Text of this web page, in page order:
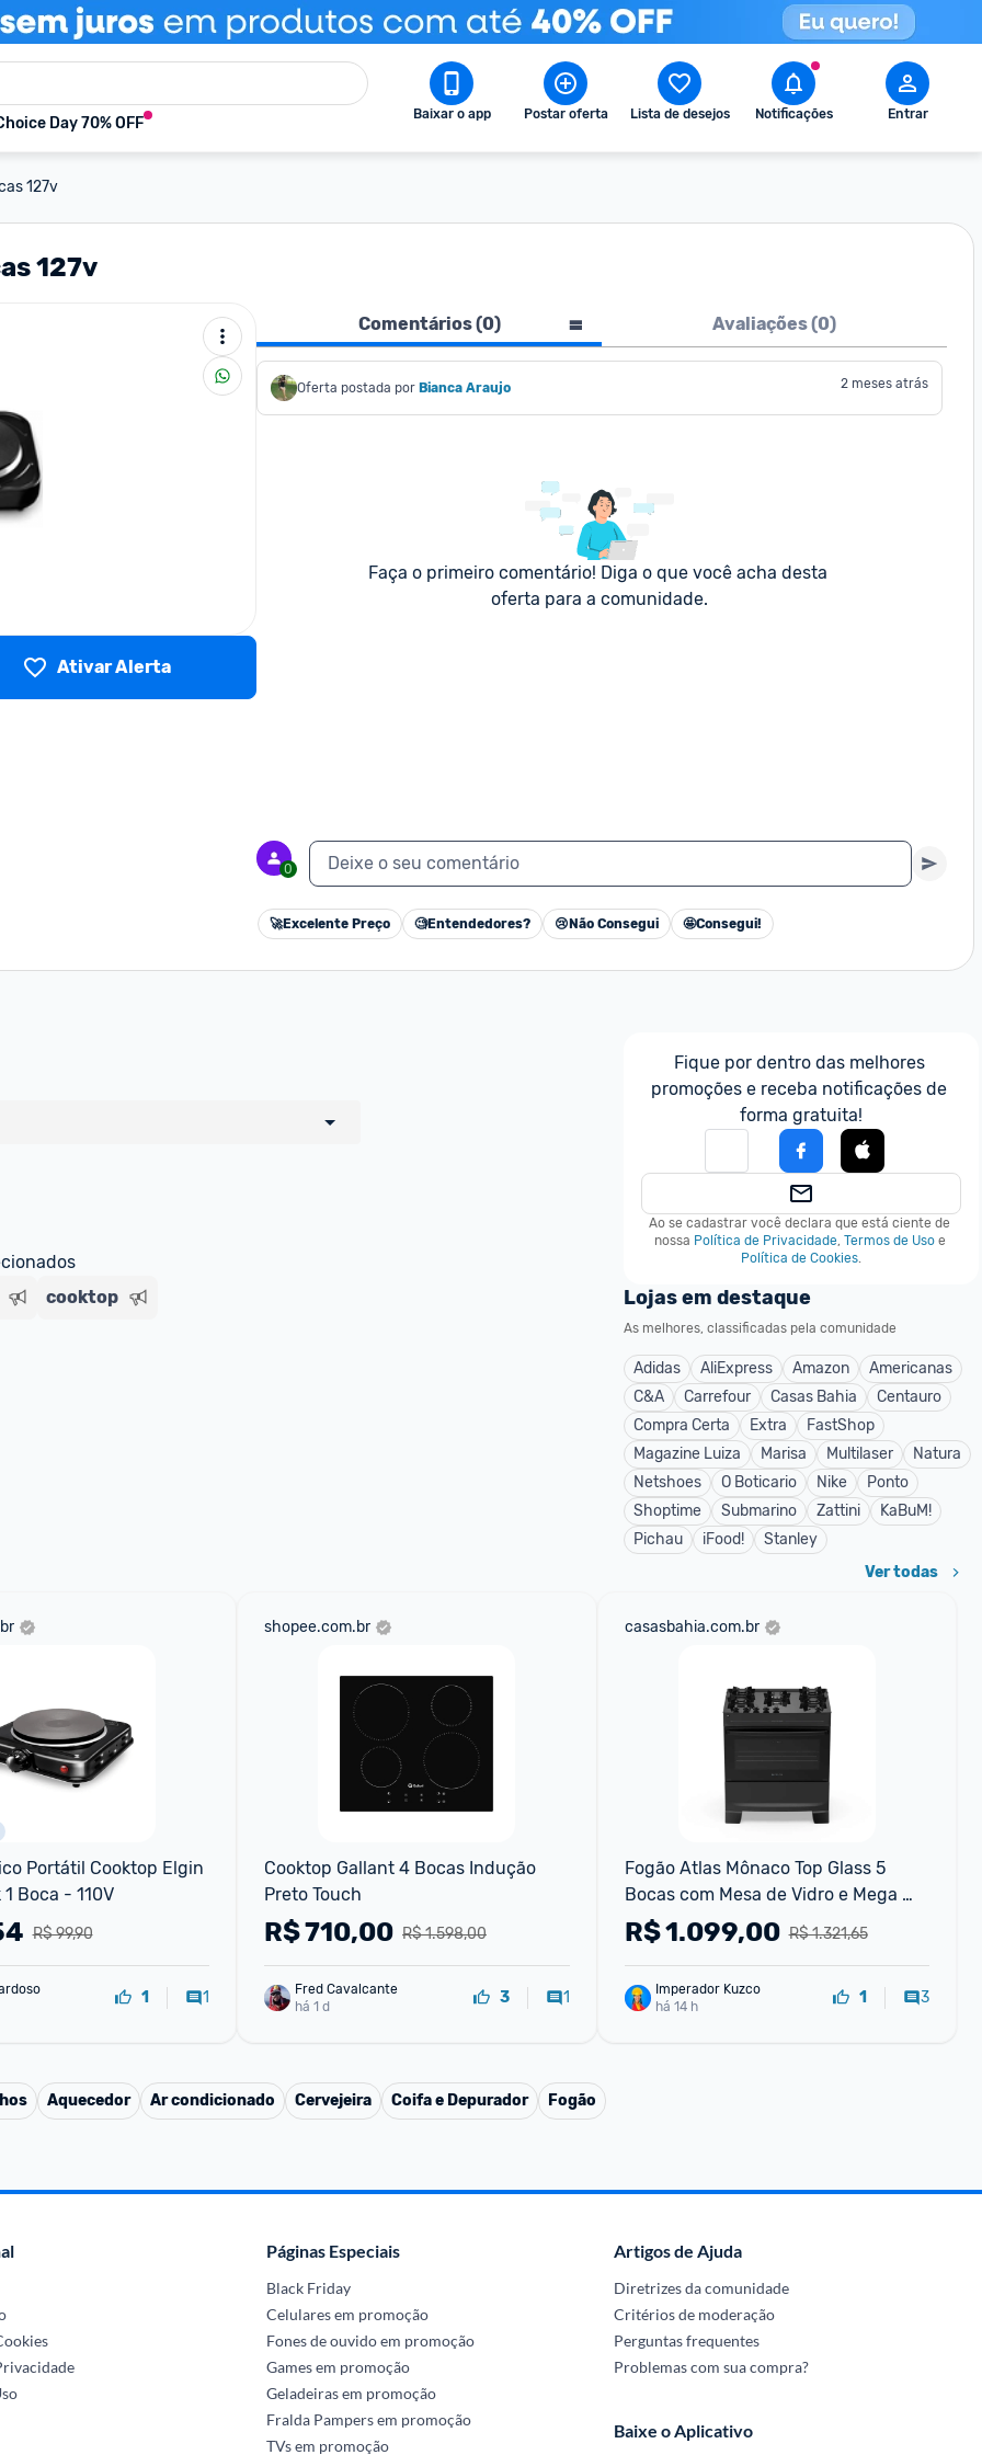
Day 70% OFF Baixar o app Postar oferta Lista de desejos Notificações Entrar
127v
127v
Ativar Alerta
Comentários (0) Avaliações (0)
Oferta postada por Bianca Araujo 2 meses atrás
Faça o primeiro comentário! Diga o que você acha desta
oferta para a comunidade.
0 Deixe o seu comentário
🚀Excelente Preço 🧐Entendedores? 😢 Não Consegui 🤩Consegui!
um marketplace, nós indicamos no
sinalizamos através da tag
cooktop
Fique por dentro das melhores
promoções e receba notificações de
forma gratuita!
Ao se cadastrar você declara que está ciente de
nossa Política de Privacidade, Termos de Uso e
Política de Cookies.
Lojas em destaque
As melhores, classificadas pela comunidade
Adidas AliExpress Amazon
Americanas
C&A
Carrefour Casas Bahia
Centauro
Compra Certa
Extra
FastShop
Magazine Luiza
Marisa Multilaser
Natura
Netshoes
O Boticario Nike
Ponto
Shoptime
Submarino Zattini
KaBuM!
Pichau
iFood! Stanley
Ver todas
Portátil Cooktop Elgin
Boca - 110V
R$ 99,90
1 1
shopee.com.br
Cooktop Gallant 4 Bocas Indução
Preto Touch
R$ 1.598,00
R$710,00
Fred Cavalcante
há 1 d
3 1
casasbahia.com.br
Fogão Atlas Mônaco Top Glass 5
Bocas com Mesa de Vidro e Mega
Chama Bivolt Preto
R$ 1.321,65
R$1.099,00
Imperador Kuzco
há 14 h
1 3
Aquecedor Ar condicionado Cervejeira Coifa e Depurador Fogão
Páginas Especiais
Black Friday
Celulares em promoção
Fones de ouvido em promoção
Games em promoção
Geladeiras em promoção
Fralda Pampers em promoção
TVs em promoção
Artigos de Ajuda
Diretrizes da comunidade
Critérios de moderação
Perguntas frequentes
Problemas com sua compra?
Baixe o Aplicativo